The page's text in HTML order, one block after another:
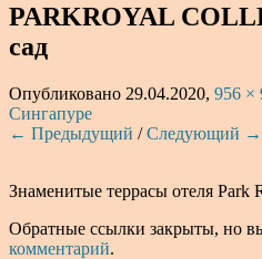
PARKROYAL
сад
Опубликовано 29.04.2020, 956 ×
Сингапуре
← Предыдущий /Следующий →
Знаменитые террасы отеля Park
Обратные ссылки закрыты, но
комментарий.